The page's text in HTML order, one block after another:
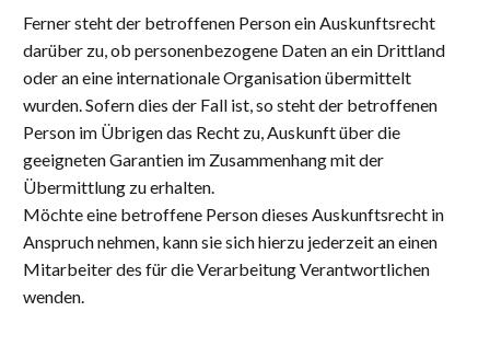
Ferner steht der betroffenen Person ein Auskunftsrecht
darüber zu, ob personenbezogene Daten an ein Drittland
oder an eine internationale Organisation übermittelt
wurden. Sofern dies der Fall ist, so steht der betroffenen
Person im Übrigen das Recht zu, Auskunft über die
geeigneten Garantien im Zusammenhang mit der
Übermittlung zu erhalten.
Möchte eine betroffene Person dieses Auskunftsrecht in
Anspruch nehmen, kann sie sich hierzu jederzeit an einen
Mitarbeiter des für die Verarbeitung Verantwortlichen
wenden.